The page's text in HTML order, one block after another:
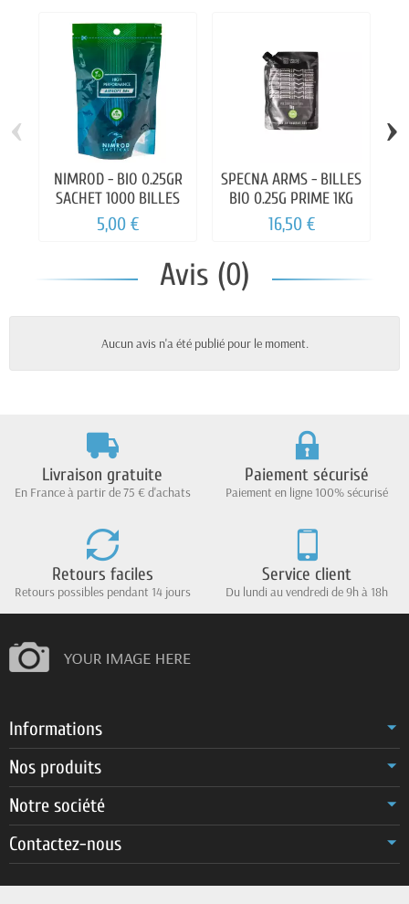
NIMROD - BIO 0.25GR
SACHET 1000 BILLES
5,00 €
SPECNA ARMS - BILLES
BIO 0.25G PRIME 1KG
16,50 €
‹ ›
Avis (0)
Aucun avis n'a été publié pour le moment.
Livraison gratuite
En France à partir de 75 € d'achats
Paiement sécurisé
Paiement en ligne 100% sécurisé
Retours faciles
Retours possibles pendant 14 jours
Service client
Du lundi au vendredi de 9h à 18h
Informations
Nos produits
Notre société
Contactez-nous